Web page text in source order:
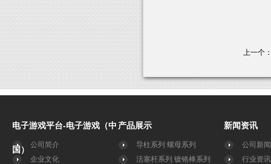
上一个
电子游戏平台-电子游戏（中
国）
公司简介
企业文化
产品展示
导柱系列 螺母系列
活塞杆系列 镀铬棒系列
新闻资讯
公司新闻
行业资讯